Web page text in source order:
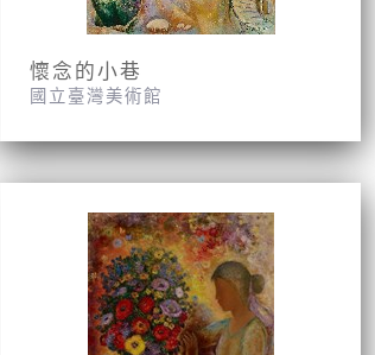
懷念的小巷
國立臺灣美術館